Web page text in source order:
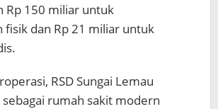
Rp 150 miliar untuk
fisik dan Rp 21 miliar untuk
RSD Sungai Lemau
rumah sakit modern